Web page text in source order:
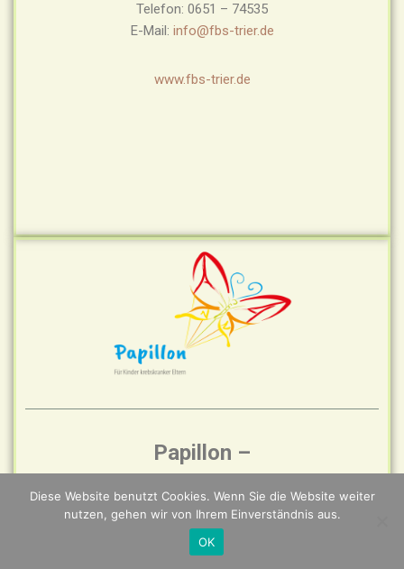
Telefon: 0651 – 74535
E-Mail: info@fbs-trier.de
www.fbs-trier.de
Papillon –
krebskranker Eltern
Diese Website benutzt Cookies. Wenn Sie die Website weiter
nutzen, gehen wir von Ihrem Einverständnis aus.
OK